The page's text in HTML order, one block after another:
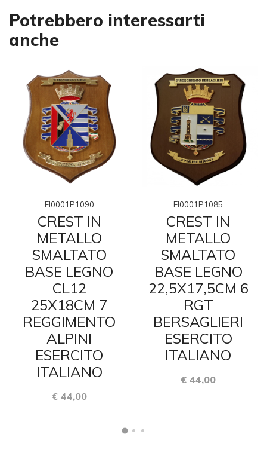
Potrebbero interessarti
anche
EI0001P1090
CREST IN
METALLO
SMALTATO
BASE LEGNO
CL12
25X18CM 7
REGGIMENTO
ALPINI
ESERCITO
ITALIANO
€ 44,00
EI0001P1085
CREST IN
METALLO
SMALTATO
BASE LEGNO
22,5X17,5CM 6
RGT
BERSAGLIERI
ESERCITO
ITALIANO
€ 44,00